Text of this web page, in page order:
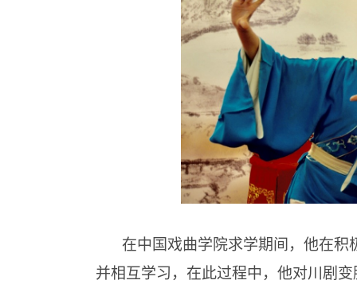
在中国戏曲学院求学期间，他在
并相互学习，在此过程中，他对川剧